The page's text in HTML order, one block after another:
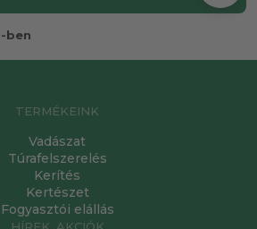
ben
TERMÉKEINK
Vadászat
Túrafelszerelés
Kerítés
Kertészet
Fogyasztói elállás